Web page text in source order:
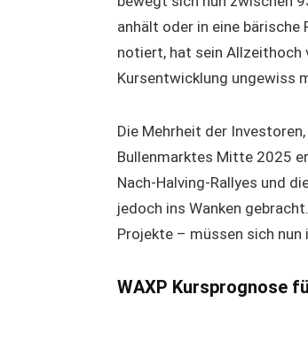
anhält oder in eine
notiert, hat sein Allzeithoch
Kursentwicklung ungewiss
Die Mehrheit der
Bullenmarktes Mitte 2025
Nach-Halving-Rallyes und
jedoch ins Wanken
Projekte – müssen sich
WAXP Kursprognose